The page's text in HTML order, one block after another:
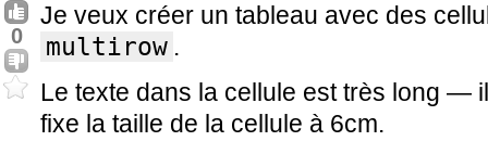
0
Je veux créer un tableau avec des
multirow .
Le texte dans la cellule est très long —
fixe la taille de la cellule à 6cm.